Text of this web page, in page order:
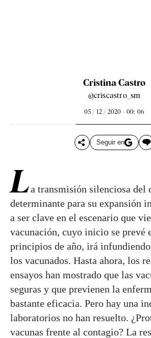
Cristina Castro
@criscastro_sm
05 / 12 / 2020 - 00: 06
Seguir en
La transmisión silenciosa del
determinante para su expansión
a ser clave en el escenario que
vacunación, cuyo inicio se prevé
principios de año, irá
los vacunados. Hasta ahora, los
ensayos han mostrado que las
seguras y que previenen la
bastante eficacia. Pero hay una
laboratorios no han resuelto.
vacunas frente al contagio? La